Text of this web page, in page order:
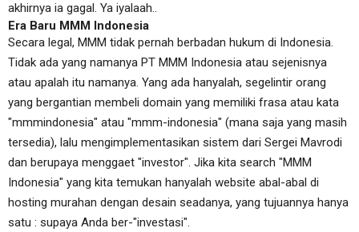
akhirnya ia gagal. Ya iyalaah..
Era Baru MMM Indonesia
Secara legal, MMM tidak pernah berbadan hukum di Indonesia.
Tidak ada yang namanya PT MMM Indonesia atau sejenisnya
atau apalah itu namanya. Yang ada hanyalah, segelintir orang
yang bergantian membeli domain yang memiliki frasa atau kata
"mmmindonesia" atau "mmm-indonesia" (mana saja yang masih
tersedia), lalu mengimplementasikan sistem dari Sergei Mavrodi
dan berupaya menggaet "investor". Jika kita search "MMM
Indonesia" yang kita temukan hanyalah website abal-abal di
hosting murahan dengan desain seadanya, yang tujuannya hanya
satu : supaya Anda ber-"investasi".